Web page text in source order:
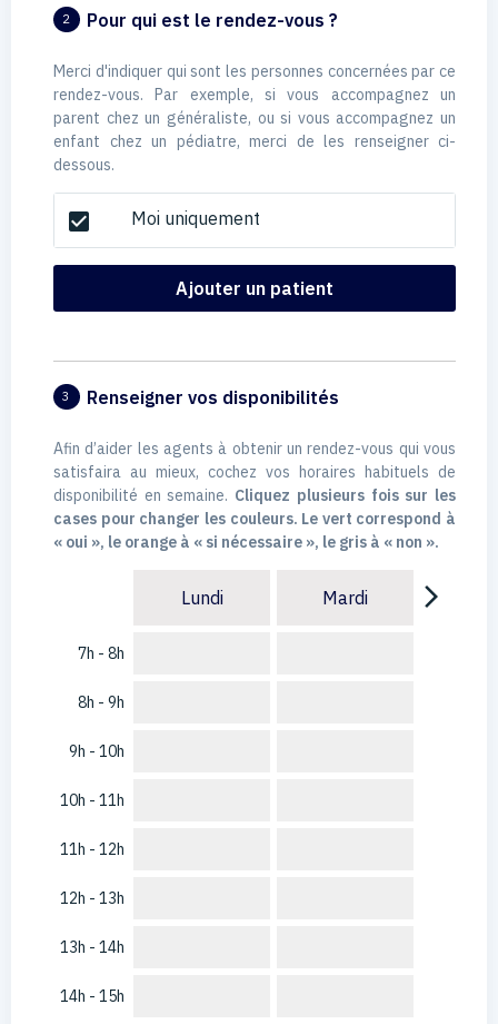
2 Pour qui est le rendez-vous ?
Merci d'indiquer qui sont les personnes concernées par ce
rendez-vous. Par exemple, si vous accompagnez un
parent chez un généraliste, ou si vous accompagnez un
enfant chez un pédiatre, merci de les renseigner ci-
dessous.
check_box Moi uniquement
Ajouter un patient
3 Renseigner vos disponibilités
Afin d’aider les agents à obtenir un rendez-vous qui vous
satisfaira au mieux, cochez vos horaires habituels de
disponibilité en semaine. Cliquez plusieurs fois sur les
cases pour changer les couleurs. Le vert correspond à
« oui », le orange à « si nécessaire », le gris à « non ».
7h - 8h
8h - 9h
9h - 10h
10h - 11h
11h - 12h
12h - 13h
13h - 14h
14h - 15h
Lundi Mardi arrow_forward_ios